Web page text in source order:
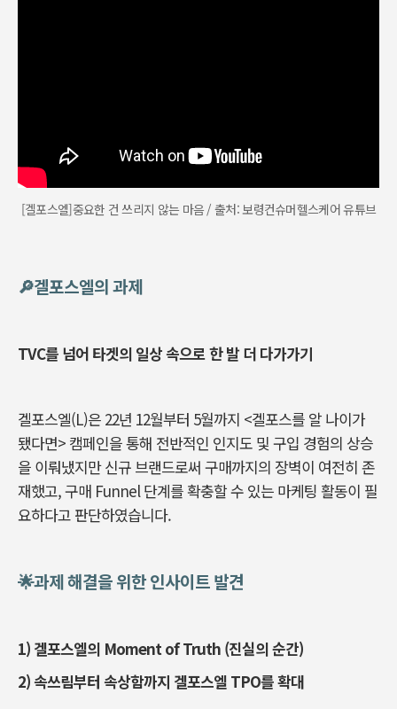
[겔포스엘]중요한 건 쓰리지 않는 마음 / 출처: 보령컨슈머헬스케어 유튜브
🔎겔포스엘의 과제
TVC를 넘어 타겟의 일상 속으로 한 발 더 다가가기
겔포스엘(L)은 22년 12월부터 5월까지 <겔포스를 알 나이가
됐다면> 캠페인을 통해 전반적인 인지도 및 구입 경험의 상승
을 이뤄냈지만 신규 브랜드로써 구매까지의 장벽이 여전히 존
재했고, 구매 Funnel 단계를 확충할 수 있는 마케팅 활동이 필
요하다고 판단하였습니다.
🌟과제 해결을 위한 인사이트 발견
1) 겔포스엘의 Moment of Truth (진실의 순간)
2) 속쓰림부터 속상함까지 겔포스엘 TPO를 확대